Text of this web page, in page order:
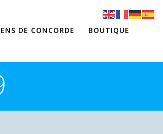
DE CONCORDE BOUTIQUE